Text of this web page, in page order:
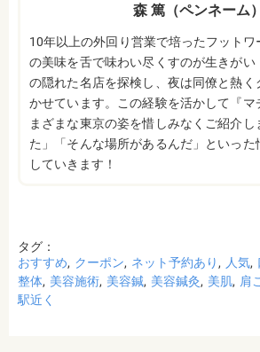
森 篤（ペンネーム）
10年以上の外回り営業で培ったフット
の美味を舌で味わい尽くすのが生きが
の隠れた名店を探検し、夜は同僚と熱
かせています。この経験を活かして『マ
まざまな東京の姿を惜しみなくご紹介し
た」「そんな場所があるんだ」といった
していきます！
タグ：
おすすめ
クーポン ネット予約あり 人気
整体 美容施術 美容鍼 美容鍼灸 美肌 肩
駅近く